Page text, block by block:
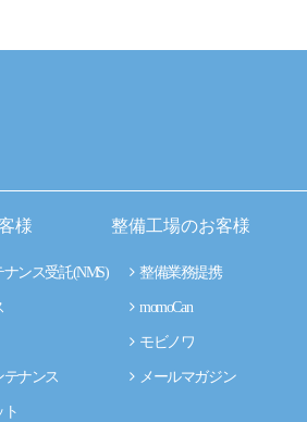
様
ンス受託(NMS)
ナンス
ト
整備工場のお客様
整備業務提携
momoCan
モビノワ
メールマガジン